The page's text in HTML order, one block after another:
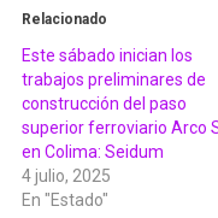
Relacionado
Este sábado inician los
trabajos preliminares de
construcción del paso
superior ferroviario Arco
en Colima: Seidum
4 julio, 2025
En "Estado"